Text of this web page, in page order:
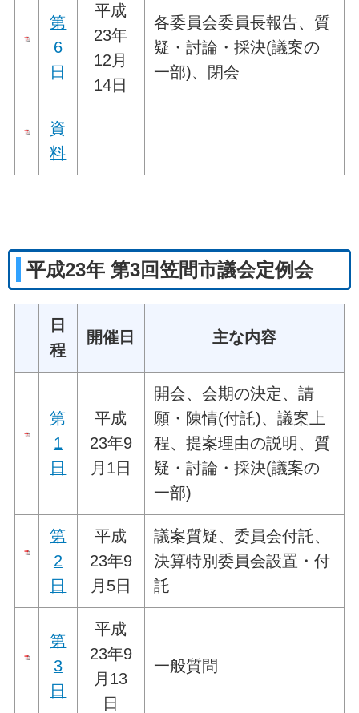
第
6
日
平成
23年
12月
14日
各委員会委員長報告、質
疑・討論・採決(議案の
一部)、閉会
資
料
平成23年 第3回笠間市議会定例会
日
程
開催日 主な内容
第
1
日
平成
23年9
月1日
開会、会期の決定、請
願・陳情(付託)、議案上
程、提案理由の説明、質
疑・討論・採決(議案の
一部)
第
2
日
平成
23年9
月5日
議案質疑、委員会付託、
決算特別委員会設置・付
託
第
3
日
平成
23年9
月13
日
一般質問